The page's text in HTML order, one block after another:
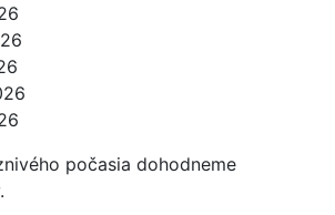
počasia dohodneme